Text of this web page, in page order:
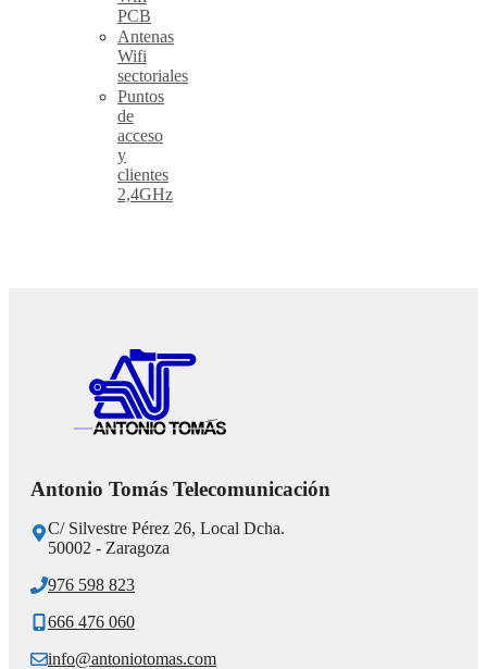
PCB
Antenas
Wifi
sectoriales
Puntos
de
acceso
y
clientes
2,4GHz
Antonio Tomás Telecomunicación
C/ Silvestre Pérez 26, Local Dcha.
50002 - Zaragoza
976 598 823
666 476 060
info@antoniotomas.com